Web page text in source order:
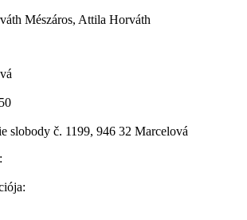
Mészáros, Attila Horváth
slobody č. 1199, 946 32 Marcelová